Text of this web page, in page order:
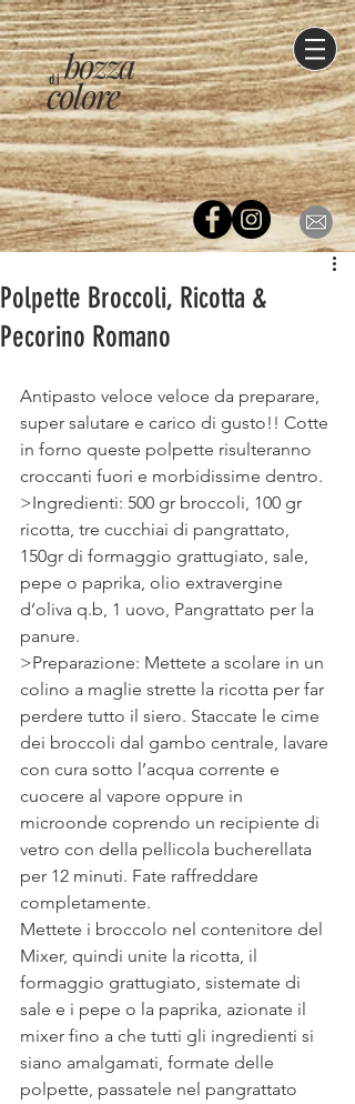
di
colore
bozza
Polpette Broccoli, Ricotta &
Pecorino Romano
Antipasto veloce veloce da preparare,
super salutare e carico di gusto!! Cotte
in forno queste polpette risulteranno
croccanti fuori e morbidissime dentro.
>Ingredienti: 500 gr broccoli, 100 gr
ricotta, tre cucchiai di pangrattato,
150gr di formaggio grattugiato, sale,
pepe o paprika, olio extravergine
d’oliva q.b, 1 uovo, Pangrattato per la
panure.
>Preparazione: Mettete a scolare in un
colino a maglie strette la ricotta per far
perdere tutto il siero. Staccate le cime
dei broccoli dal gambo centrale, lavare
con cura sotto l’acqua corrente e
cuocere al vapore oppure in
microonde coprendo un recipiente di
vetro con della pellicola bucherellata
per 12 minuti. Fate raffreddare
completamente.
Mettete i broccolo nel contenitore del
Mixer, quindi unite la ricotta, il
formaggio grattugiato, sistemate di
sale e i pepe o la paprika, azionate il
mixer fino a che tutti gli ingredienti si
siano amalgamati, formate delle
polpette, passatele nel pangrattato